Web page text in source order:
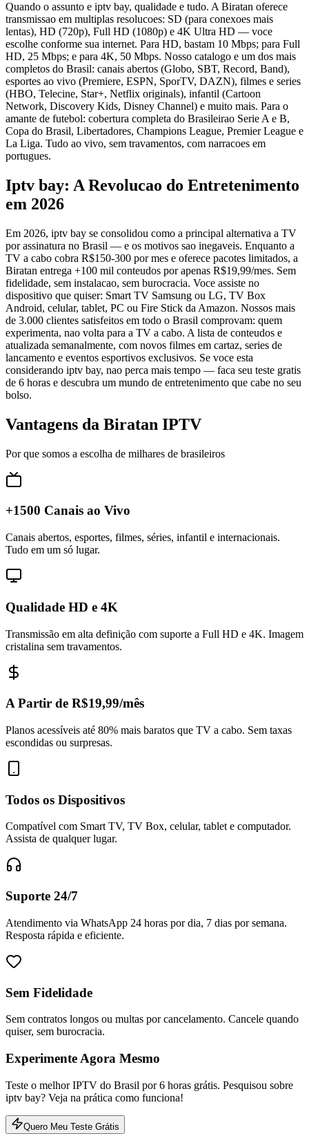
Quando o assunto e iptv bay, qualidade e tudo. A Biratan oferece
transmissao em multiplas resolucoes: SD (para conexoes mais
lentas), HD (720p), Full HD (1080p) e 4K Ultra HD — voce
escolhe conforme sua internet. Para HD, bastam 10 Mbps; para Full
HD, 25 Mbps; e para 4K, 50 Mbps. Nosso catalogo e um dos mais
completos do Brasil: canais abertos (Globo, SBT, Record, Band),
esportes ao vivo (Premiere, ESPN, SporTV, DAZN), filmes e series
(HBO, Telecine, Star+, Netflix originals), infantil (Cartoon
Network, Discovery Kids, Disney Channel) e muito mais. Para o
amante de futebol: cobertura completa do Brasileirao Serie A e B,
Copa do Brasil, Libertadores, Champions League, Premier League e
La Liga. Tudo ao vivo, sem travamentos, com narracoes em
portugues.
Iptv bay: A Revolucao do Entretenimento
em 2026
Em 2026, iptv bay se consolidou como a principal alternativa a TV
por assinatura no Brasil — e os motivos sao inegaveis. Enquanto a
TV a cabo cobra R$150-300 por mes e oferece pacotes limitados, a
Biratan entrega +100 mil conteudos por apenas R$19,99/mes. Sem
fidelidade, sem instalacao, sem burocracia. Voce assiste no
dispositivo que quiser: Smart TV Samsung ou LG, TV Box
Android, celular, tablet, PC ou Fire Stick da Amazon. Nossos mais
de 3.000 clientes satisfeitos em todo o Brasil comprovam: quem
experimenta, nao volta para a TV a cabo. A lista de conteudos e
atualizada semanalmente, com novos filmes em cartaz, series de
lancamento e eventos esportivos exclusivos. Se voce esta
considerando iptv bay, nao perca mais tempo — faca seu teste gratis
de 6 horas e descubra um mundo de entretenimento que cabe no seu
bolso.
Vantagens da Biratan IPTV
Por que somos a escolha de milhares de brasileiros
+1500 Canais ao Vivo
Canais abertos, esportes, filmes, séries, infantil e internacionais.
Tudo em um só lugar.
Qualidade HD e 4K
Transmissão em alta definição com suporte a Full HD e 4K. Imagem
cristalina sem travamentos.
A Partir de R$19,99/mês
Planos acessíveis até 80% mais baratos que TV a cabo. Sem taxas
escondidas ou surpresas.
Todos os Dispositivos
Compatível com Smart TV, TV Box, celular, tablet e computador.
Assista de qualquer lugar.
Suporte 24/7
Atendimento via WhatsApp 24 horas por dia, 7 dias por semana.
Resposta rápida e eficiente.
Sem Fidelidade
Sem contratos longos ou multas por cancelamento. Cancele quando
quiser, sem burocracia.
Experimente Agora Mesmo
Teste o melhor IPTV do Brasil por 6 horas grátis. Pesquisou sobre
iptv bay? Veja na prática como funciona!
Quero Meu Teste Grátis